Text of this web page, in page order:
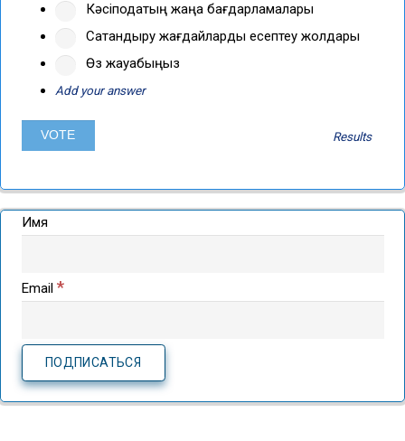
Кәсіподақтың жаңа бағдарламалары
Сақтандыру жағдайларды есептеу жолдары
Өз жауабыңыз
Add your answer
Results
Имя
Email *